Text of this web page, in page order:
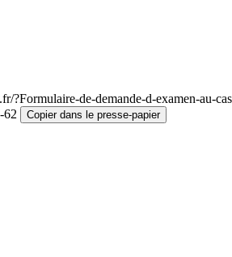
?Formulaire-de-demande-d-examen-au-
62
Copier dans le presse-papier